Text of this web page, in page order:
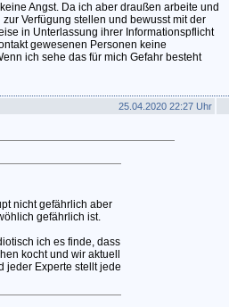
Angst. Da ich aber draußen arbeite und
Verfügung stellen und bewusst mit der
in Unterlassung ihrer Informationspflicht
gewesenen Personen keine
ich sehe das für mich Gefahr besteht
25.04.2020 22:27 Uhr
nicht gefährlich aber
gefährlich ist.
ich es finde, dass
kocht und wir aktuell
jeder Experte stellt jede